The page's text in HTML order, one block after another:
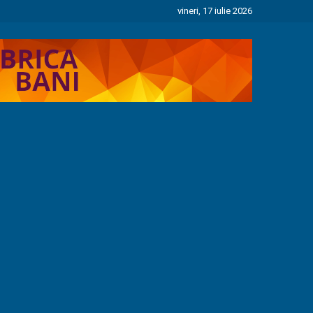
vineri, 17 iulie 2026